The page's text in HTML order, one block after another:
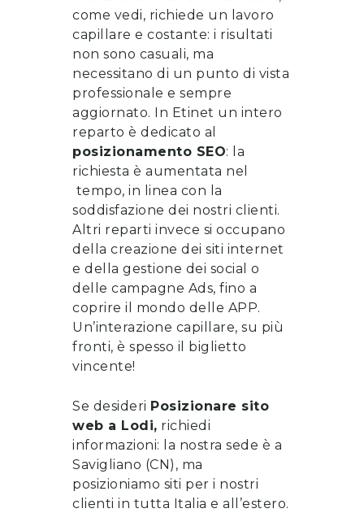
come vedi, richiede un lavoro
capillare e costante: i risultati
non sono casuali, ma
necessitano di un punto di vista
professionale e sempre
aggiornato. In Etinet un intero
reparto è dedicato al
posizionamento SEO: la
richiesta è aumentata nel
tempo, in linea con la
soddisfazione dei nostri clienti.
Altri reparti invece si occupano
della creazione dei siti internet
e della gestione dei social o
delle campagne Ads, fino a
coprire il mondo delle APP.
Un’interazione capillare, su più
fronti, è spesso il biglietto
vincente!
Se desideri Posizionare sito
web a Lodi, richiedi
informazioni: la nostra sede è a
Savigliano (CN), ma
posizioniamo siti per i nostri
clienti in tutta Italia e all’estero.